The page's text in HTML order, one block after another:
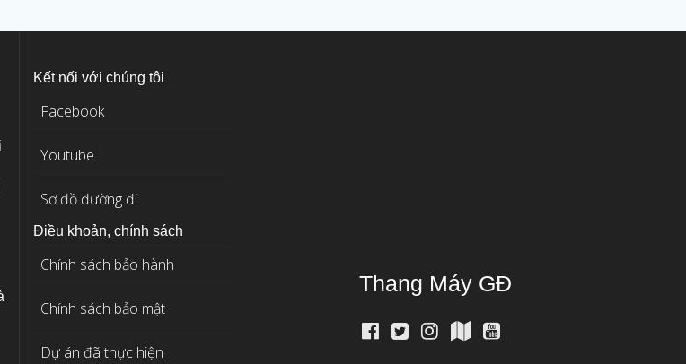
Kết nối với chúng tôi
Facebook
Youtube
Sơ đồ đường đi
Điều khoản, chính sách
Chính sách bảo hành
Chính sách bảo mật
Dự án đã thực hiện
Thang Máy GĐ